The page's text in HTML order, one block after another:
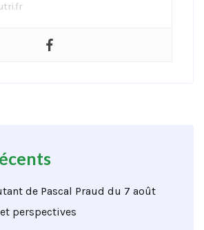
de Pascal Praud du 7 août
perspectives